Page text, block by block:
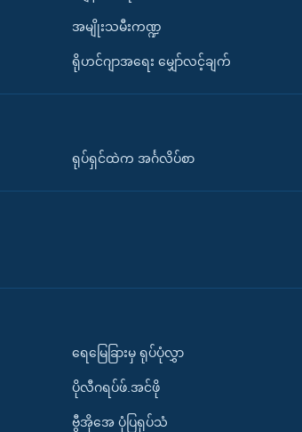
အမျိုးသမီးကဏ္ဍ
ရိုဟင်ဂျာအရေး မျှော်လင့်ချက်
ရုပ်ရှင်ထဲက အင်္ဂလိပ်စာ
ရေမြေခြားမှ ရုပ်ပုံလွှာ
ပိုလီဂရပ်ဖ်.အင်ဖို
ဗွီအိုအေ ပုံပြရုပ်သံ